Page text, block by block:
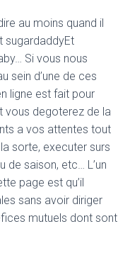
au moins quand il
sugardaddyEt
Si vous nous
sein d’une de ces
ligne est fait pour
vous degoterez de la
a vos attentes tout
sorte, executer surs
de saison, etc… L’un
page est qu’il
sans avoir diriger
mutuels dont sont